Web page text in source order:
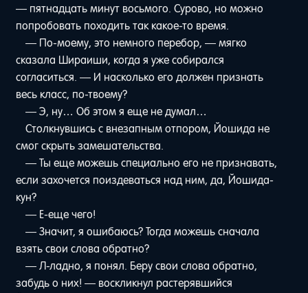
— пятнадцать минут восьмого. Сурово, но можно
попробовать походить так какое-то время.
— По-моему, это немного перебор, — мягко
сказала Шираиши, когда я уже собирался
согласиться. — И насколько его должен признать
весь класс, по-твоему?
— Э, ну… Об этом я еще не думал…
Столкнувшись с внезапным отпором, Йошида не
смог скрыть замешательства.
— Ты еще можешь специально его не признавать,
если захочется поиздеваться над ним, да, Йошида-
кун?
— Е-еще чего!
— Значит, я ошибаюсь? Тогда можешь сначала
взять свои слова обратно?
— Л-ладно, я понял. Беру свои слова обратно,
забудь о них! — воскликнул растерявшийся